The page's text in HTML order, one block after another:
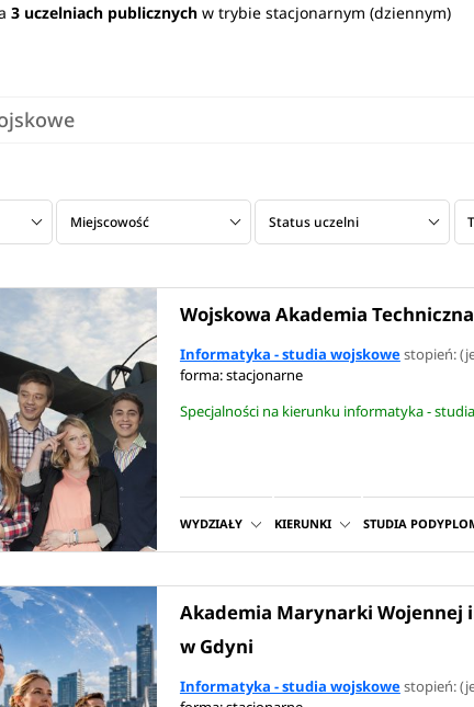
3 uczelniach publicznych w trybie stacjonarnym (dziennym)
Miejscowość Status uczelni
Wojskowa Akademia
Informatyka - studia wojskowestopień:
forma: stacjonarne
Specjalności na kierunku informatyka -
WYDZIAŁY KIERUNKI STUDIA
Akademia Marynarki Wojennej
w Gdyni
Informatyka - studia wojskowestopień: